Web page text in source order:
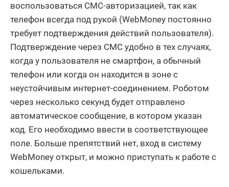
воспользоваться СМС-авторизацией, так как
телефон всегда под рукой (WebMoney постоянно
требует подтверждения действий пользователя).
Подтверждение через СМС удобно в тех случаях,
когда у пользователя не смартфон, а обычный
телефон или когда он находится в зоне с
неустойчивым интернет-соединением. Роботом
через несколько секунд будет отправлено
автоматическое сообщение, в котором указан
код. Его необходимо ввести в соответствующее
поле. Больше препятствий нет, вход в систему
WebMoney открыт, и можно приступать к работе с
кошельками.